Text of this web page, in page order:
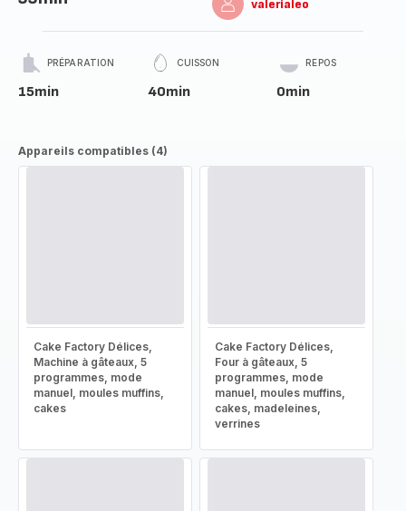
valerialeo
PRÉPARATION
15min
CUISSON
40min
REPOS
0min
Appareils compatibles (4)
Cake Factory Délices,
Machine à gâteaux, 5
programmes, mode
manuel, moules muffins,
cakes
Cake Factory Délices,
Four à gâteaux, 5
programmes, mode
manuel, moules muffins,
cakes, madeleines,
verrines